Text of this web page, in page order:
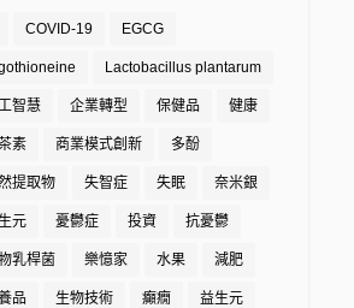
COVID-19 EGCG
Lactobacillus plantarum
智慧 企業轉型 保健品 健康
素 商業模式創新 多酚
提取物 失智症 失眠 奈米銀
元 憂鬱症 投資 抗憂鬱
乳桿菌 樂憶家 水果 減肥
品 生物技術 癲癇 益生元